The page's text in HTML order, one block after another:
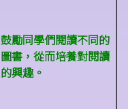
鼓勵同學們閱讀不同的
圖書，從而培養對閱讀
的興趣。